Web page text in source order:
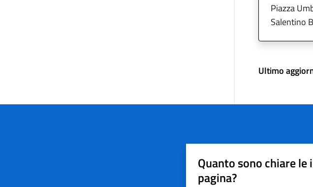
Piazza
Salentino
Ultimo
Quanto sono chiare
pagina?